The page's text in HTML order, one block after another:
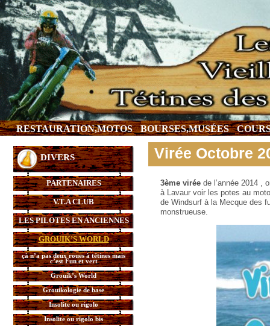
RESTAURATION,MOTOS BOURSES,MUSÉES
DIVERS
PARTENAIRES
V.T.A CLUB
LES PILOTES EN ANCIENNES
GROUIK’S WORLD
çà n’a pas deux roues à tétines mais
c’est Fun et vert
Grouik’s World
Grouikologie de base
Insolite ou rigolo
Insolite ou rigolo bis
Virée Octobre
3ème virée de l’année 2014 ,
à Lavaur voir les potes au
de Windsurf à la Mecque des
monstrueuse.